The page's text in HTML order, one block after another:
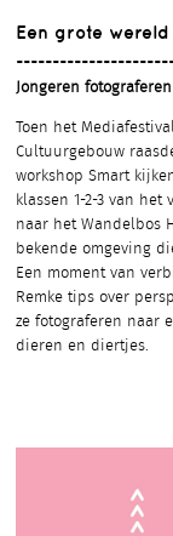
Een grote
Jongeren
Toen het
Cultuurgebouw
workshop Smart
klassen 1-2-3 van
naar het Wandelbos
bekende omgeving
Een moment van
Remke tips over
ze fotograferen naar
dieren en diertjes.